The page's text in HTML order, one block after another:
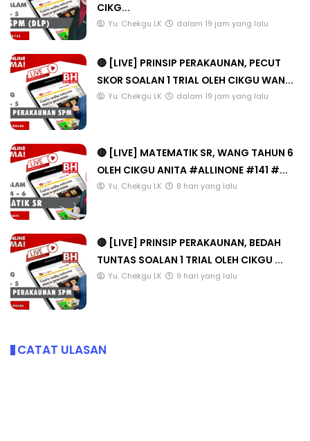
CIKG...
Yu. Chekgu LK dalam 19 jam yang lalu
🔴 [LIVE] PRINSIP PERAKAUNAN, PECUT
SKOR SOALAN 1 TRIAL OLEH CIKGU WAN...
Yu. Chekgu LK dalam 19 jam yang lalu
🔴 [LIVE] MATEMATIK SR, WANG TAHUN 6
OLEH CIKGU ANITA #ALLINONE #141 #...
Yu. Chekgu LK 8 hari yang lalu
🔴 [LIVE] PRINSIP PERAKAUNAN, BEDAH
TUNTAS SOALAN 1 TRIAL OLEH CIKGU ...
Yu. Chekgu LK 9 hari yang lalu
CATAT ULASAN